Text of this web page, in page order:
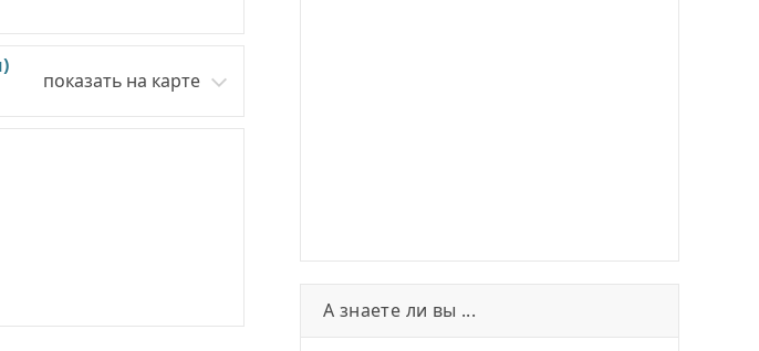
показать на карте
А знаете ли вы ...